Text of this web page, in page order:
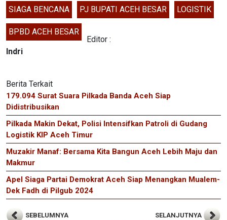
SIAGA BENCANA
PJ BUPATI ACEH BESAR LOGISTIK
BPBD ACEH BESAR
Editor :
Indri
Berita Terkait
179.094 Surat Suara Pilkada Banda Aceh Siap
Didistribusikan
Pilkada Makin Dekat, Polisi Intensifkan Patroli di Gudang
Logistik KIP Aceh Timur
Muzakir Manaf: Bersama Kita Bangun Aceh Lebih Maju dan
Makmur
Apel Siaga Partai Demokrat Aceh Siap Menangkan Mualem-
Dek Fadh di Pilgub 2024
SEBELUMNYA SELANJUTNYA